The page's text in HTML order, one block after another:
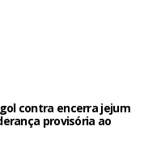
contra encerra jejum
provisória ao